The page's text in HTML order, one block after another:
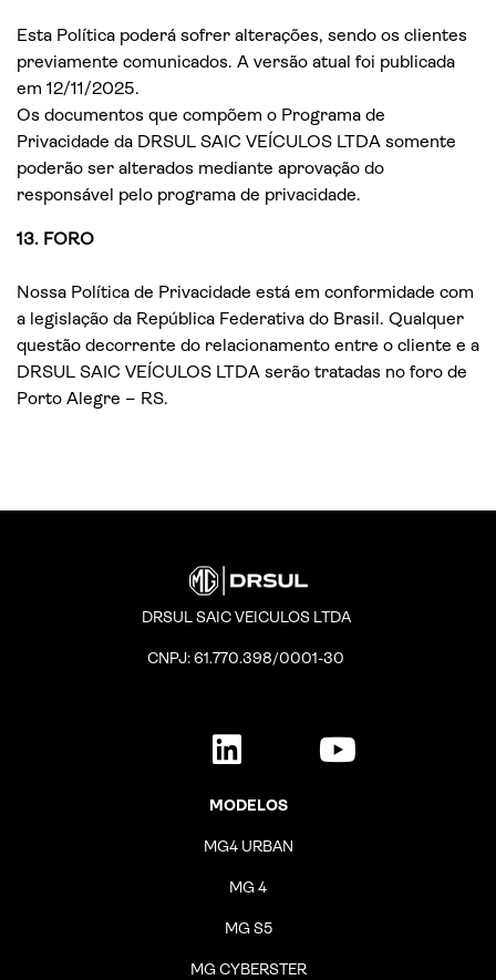
Esta Política poderá sofrer alterações, sendo os clientes
previamente comunicados. A versão atual foi publicada
em 12/11/2025.
Os documentos que compõem o Programa de
Privacidade da DRSUL SAIC VEÍCULOS LTDA somente
poderão ser alterados mediante aprovação do
responsável pelo programa de privacidade.
13. FORO
Nossa Política de Privacidade está em conformidade com
a legislação da República Federativa do Brasil. Qualquer
questão decorrente do relacionamento entre o cliente e a
DRSUL SAIC VEÍCULOS LTDA serão tratadas no foro de
Porto Alegre – RS.
DRSUL SAIC VEICULOS LTDA
CNPJ: 61.770.398/0001-30
MODELOS
MG4 URBAN
MG 4
MG S5
MG CYBERSTER